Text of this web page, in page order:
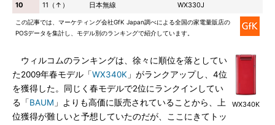
10
11（↑） 日本無線 WX330J
この記事では、マーケティング会社GfK Japan調べによる全国の家電量販店の
POSデータを集計し、モデル別のランキングで紹介しています。
WX340K
ウィルコムのランキングは、徐々に順位を落としてい
た2009年春モデル「WX340K 」がランクアップし、4位
を獲得した。同じく春モデルで2位にランクインしてい
る「BAUM 」よりも高価に販売されていることから、上
位獲得が難しいと予想していたのだが、ここにきてトッ